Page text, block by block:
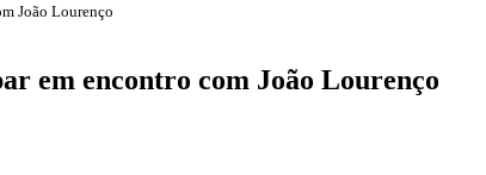
João Lourenço
em encontro com João Lourenço